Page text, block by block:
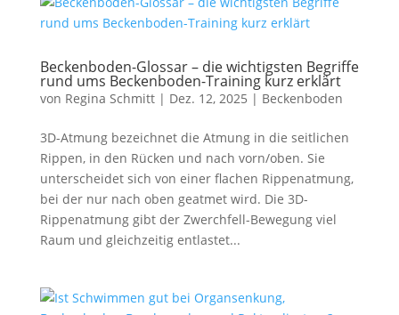
Beckenboden-Glossar – die wichtigsten Begriffe
rund ums Beckenboden-Training kurz erklärt
von Regina Schmitt| Dez. 12, 2025 | Beckenboden
3D-Atmung bezeichnet die Atmung in die seitlichen
Rippen, in den Rücken und nach vorn/oben. Sie
unterscheidet sich von einer flachen Rippenatmung,
bei der nur nach oben geatmet wird. Die 3D-
Rippenatmung gibt der Zwerchfell-Bewegung viel
Raum und gleichzeitig entlastet...